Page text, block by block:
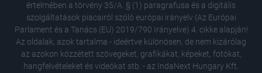
értelmében a törvény 35/A. § (1) paragrafusa és a digitális
szolgáltatások piacairól szóló európai irányelv (Az Európai
Parlament és a Tanács (EU) 2019/790 Irányelve) 4. cikke alapján!
Az oldalak, azok tartalma - ideértve különösen, de nem kizárólag
az azokon közzétett szövegeket, grafikákat, képeket, fotókat,
hangfelvételeket és videókat stb. - az IndaNext Hungary Kft.